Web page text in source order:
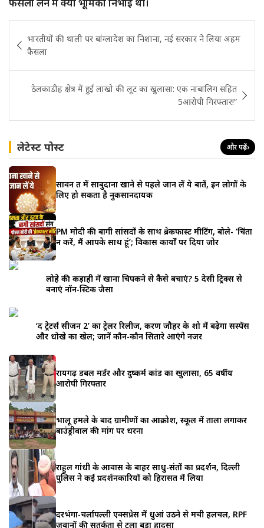
navigation
भारतीयों की थाली पर बांग्लादेश का निशाना, नई सरकार ने लिया अहम
फैसला
ठेलकाडीह क्षेत्र में हुई लाखो की लूट का खुलासा: एक नाबालिग सहित
5आरोपी गिरफ्तार!”
लेटेस्ट पोस्ट और पढ़ें›
सावन व्रत में साबुदाना खाने से पहले जान लें ये बातें, इन लोगों के
लिए हो सकता है नुकसानदायक
PM मोदी की बागी सांसदों के साथ ब्रेकफास्ट मीटिंग, बोले- ‘चिंता
न करें, मैं आपके साथ हूं’; विकास कार्यों पर दिया जोर
लोहे की कड़ाही में खाना चिपकने से कैसे बचाएं? 5 देसी ट्रिक्स से
बनाएं नॉन-स्टिक जैसा
‘द ट्रेटर्स सीजन 2’ का ट्रेलर रिलीज, करण जौहर के शो में बढ़ेगा सस्पेंस
और धोखे का खेल; जानें कौन-कौन सितारे आएंगे नजर
रायगढ़ डबल मर्डर और दुष्कर्म कांड का खुलासा, 65 वर्षीय
आरोपी गिरफ्तार
भालू हमले के बाद ग्रामीणों का आक्रोश, स्कूल में ताला लगाकर
बाउंड्रीवाल की मांग पर धरना
राहुल गांधी के आवास के बाहर साधु-संतों का प्रदर्शन, दिल्ली
पुलिस ने कई प्रदर्शनकारियों को हिरासत में लिया
दरभंगा-चर्लापल्ली एक्सप्रेस में धुआं उठने से मची हलचल, RPF
जवानों की सतर्कता से टला बड़ा हादसा